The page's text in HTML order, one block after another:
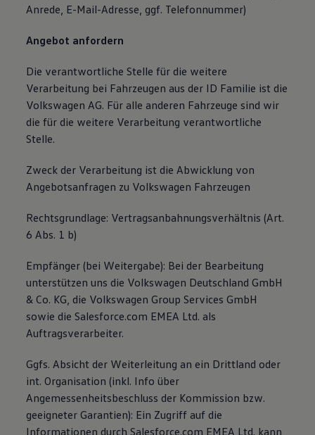
Anrede, E-Mail-Adresse, ggf. Telefonnummer)
Angebot anfordern
Die verantwortliche Stelle für die weitere
Verarbeitung bei Fahrzeugen aus der ID Familie ist die
Volkswagen AG. Für alle anderen Fahrzeuge sind wir
die für die weitere Verarbeitung verantwortliche
Stelle.
Zweck der Verarbeitung ist die Abwicklung von
Angebotsanfragen zu Volkswagen Fahrzeugen
Rechtsgrundlage: Vertragsanbahnungsverhältnis (Art.
6 Abs. 1 b)
Empfänger (bei Weitergabe): Bei der Bearbeitung
unterstützen uns die Volkswagen Deutschland GmbH
& Co. KG, die Volkswagen Group Services GmbH
sowie die Salesforce.com EMEA Ltd. als
Auftragsverarbeiter.
Ggfs. Absicht der Weiterleitung an ein Drittland oder
int. Organisation (inkl. Info über
Angemessenheitsbeschluss der Kommission bzw.
geeigneter Garantien): Ein Zugriff auf die
Informationen durch Salesforce.com EMEA Ltd. kann